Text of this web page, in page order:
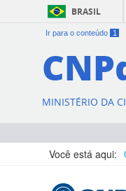
BRASIL
Ir para o conteúdo 1
MINISTÉRIO DA
Você está aqui: